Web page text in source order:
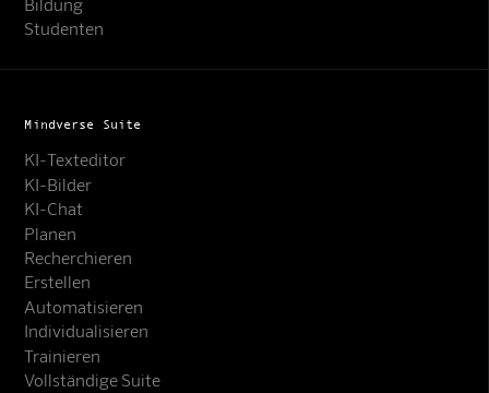
Studenten
Mindverse Suite
KI-Texteditor
KI-Bilder
KI-Chat
Planen
Recherchieren
Erstellen
Automatisieren
Individualisieren
Trainieren
Vollständige Suite